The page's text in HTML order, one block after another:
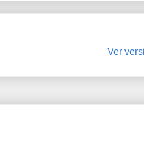
Ver